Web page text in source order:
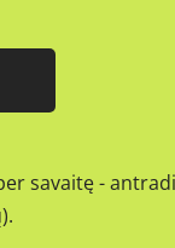
savaitę -